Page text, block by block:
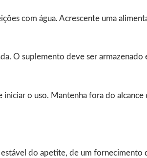
com água. Acrescente uma
O suplemento deve ser armazenado
o uso. Mantenha fora do alcance
do apetite, de um fornecimento